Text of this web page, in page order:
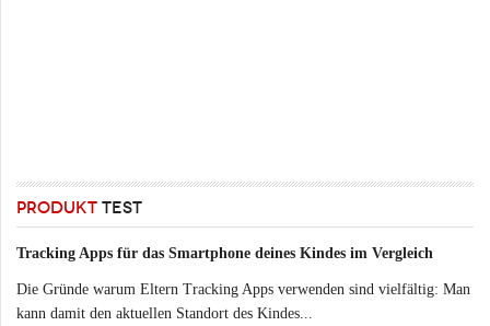
PRODUKT TEST
Tracking Apps für das Smartphone deines Kindes im Vergleich
Die Gründe warum Eltern Tracking Apps verwenden sind vielfältig: Man
kann damit den aktuellen Standort des Kindes...